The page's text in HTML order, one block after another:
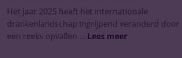
Het jaar 2025 heeft het internationale
drankenlandschap ingrijpend veranderd door
een reeks opvallen ... Lees meer